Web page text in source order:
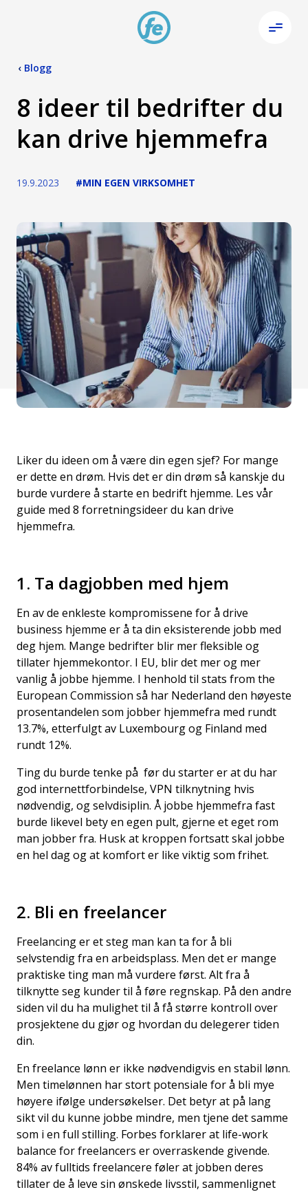
‹ Blogg
8 ideer til bedrifter du
kan drive hjemmefra
19.9.2023 #MIN EGEN VIRKSOMHET
Liker du ideen om å være din egen sjef? For mange
er dette en drøm. Hvis det er din drøm så kanskje du
burde vurdere å starte en bedrift hjemme. Les vår
guide med 8 forretningsideer du kan drive
hjemmefra.
1. Ta dagjobben med hjem
En av de enkleste kompromissene for å drive
business hjemme er å ta din eksisterende jobb med
deg hjem. Mange bedrifter blir mer fleksible og
tillater hjemmekontor. I EU, blir det mer og mer
vanlig å jobbe hjemme. I henhold til stats from the
European Commission så har Nederland den høyeste
prosentandelen som jobber hjemmefra med rundt
13.7%, etterfulgt av Luxembourg og Finland med
rundt 12%.
Ting du burde tenke på før du starter er at du har
god internettforbindelse, VPN tilknytning hvis
nødvendig, og selvdisiplin. Å jobbe hjemmefra fast
burde likevel bety en egen pult, gjerne et eget rom
man jobber fra. Husk at kroppen fortsatt skal jobbe
en hel dag og at komfort er like viktig som frihet.
2. Bli en freelancer
Freelancing er et steg man kan ta for å bli
selvstendig fra en arbeidsplass. Men det er mange
praktiske ting man må vurdere først. Alt fra å
tilknytte seg kunder til å føre regnskap. På den andre
siden vil du ha mulighet til å få større kontroll over
prosjektene du gjør og hvordan du delegerer tiden
din.
En freelance lønn er ikke nødvendigvis en stabil lønn.
Men timelønnen har stort potensiale for å bli mye
høyere ifølge undersøkelser. Det betyr at på lang
sikt vil du kunne jobbe mindre, men tjene det samme
som i en full stilling. Forbes forklarer at life-work
balance for freelancers er overraskende givende.
84% av fulltids freelancere føler at jobben deres
tillater de å leve sin ønskede livsstil, sammenlignet